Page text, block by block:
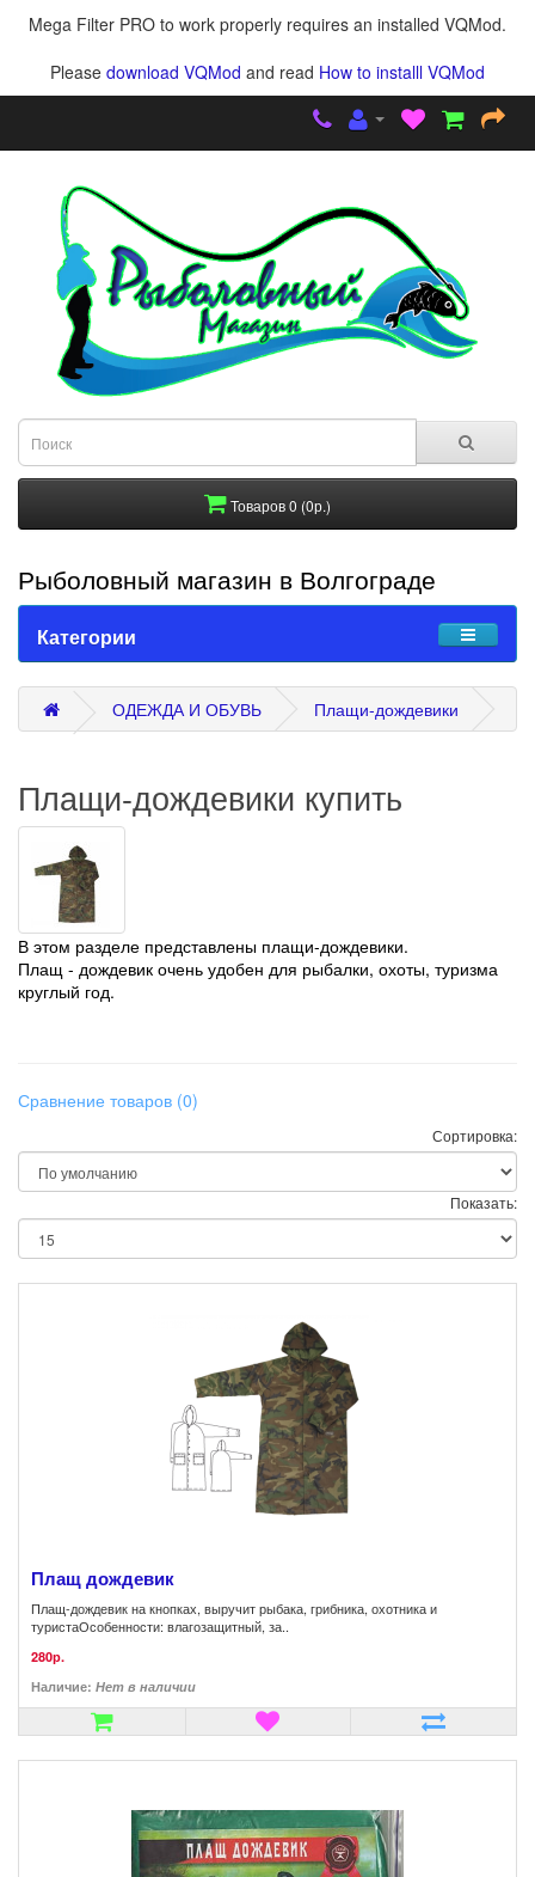
Mega Filter PRO to work properly requires an installed VQMod.
Please download VQMod and read How to installl VQMod
Товаров 0 (0р.)
Рыболовный магазин в Волгограде
Категории
ОДЕЖДА И ОБУВЬ Плащи-дождевики
Плащи-дождевики купить
В этом разделе представлены плащи-дождевики.
Плащ - дождевик очень удобен для рыбалки, охоты, туризма
круглый год.
Сравнение товаров (0)
Сортировка:
Показать:
Плащ дождевик
Плащ-дождевик на кнопках, выручит рыбака, грибника, охотника и
туристаОсобенности: влагозащитный, за..
280р.
Наличие: Нет в наличии